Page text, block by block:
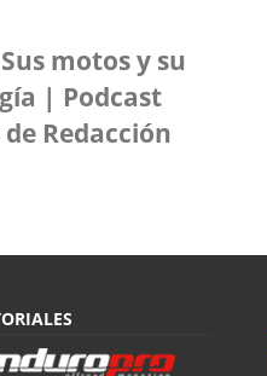
motos y su
| Podcast
Redacción